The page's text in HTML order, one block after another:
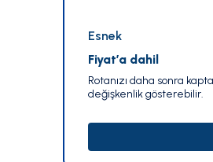
Esnek
Fiyat’a dahil
Rotanızı daha sonra
değişkenlik gösterebilir.